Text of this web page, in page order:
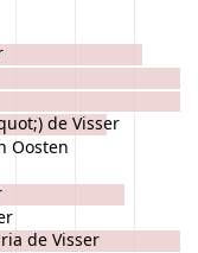
de Visser
Oosten
de Visser